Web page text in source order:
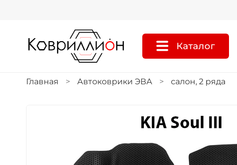
Каталог
Главная Автоковрики ЭВА салон, 2 ряда